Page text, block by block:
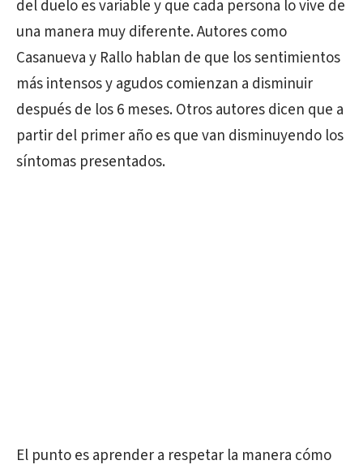
del duelo es variable y que cada persona lo vive de
una manera muy diferente. Autores como
Casanueva y Rallo hablan de que los sentimientos
más intensos y agudos comienzan a disminuir
después de los 6 meses. Otros autores dicen que a
partir del primer año es que van disminuyendo los
síntomas presentados.
El punto es aprender a respetar la manera cómo